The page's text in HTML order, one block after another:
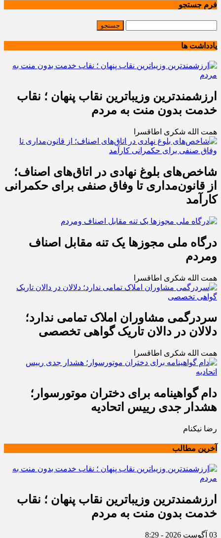
فرم جستجو
یادداشت ها
ارزشمندترین وزیباترین نقاب پنهان ؛ نقاب
خدمت بدون منت به مردم
همت الله شکری اطاقسرا
شاخص‌های بلوغ نهادی در اتاق‌های اصناف؛
از قانون‌مداری تا وفاق صنفی برای حکمرانی
کارآمد
درگاه ملی مجوزها یک تنه مقابل اصناف
ومردم
همت الله شکری اطاقسرا
سردرگمی مشاوران املاک تمامی ندارد؛
دلالان در دالان تاریک گواهی تخصصی
همت الله شکری اطاقسرا
دام گواهینامه برای دختران موتورسوار؛
هشدار جدی رییس اتحادیه
رضا نیکنام
آخرین مطالب
ارزشمندترین وزیباترین نقاب پنهان ؛ نقاب
خدمت بدون منت به مردم
03 آگوست 2026 - 8:29